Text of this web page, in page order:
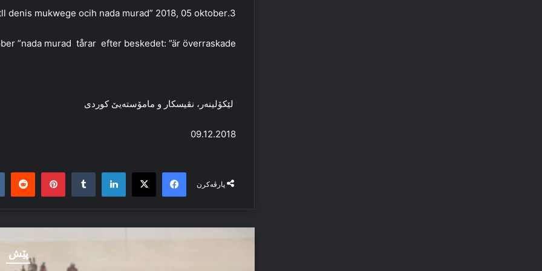
3.Metiro, nobels fredisprs går tll denis mukwege ocih nada murad” 2018, 05 oktober.
”nada murad tårar efter beskedet: ”är överraskade”
لێکۆلینه‌ر، نڤیسکار و مامۆسته‌یێ کوردی
09.12.2018
پارڤەکرن
Facebook
X
LinkedIn
Tumblr
پێش